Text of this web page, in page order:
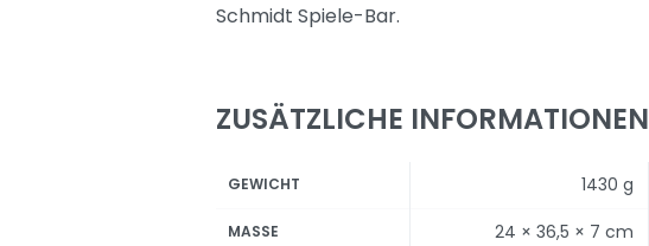
Schmidt Spiele-Bar.
ZUSÄTZLICHE INFORMATIONEN
GEWICHT 1430 g
MASSE 24 × 36,5 × 7 cm